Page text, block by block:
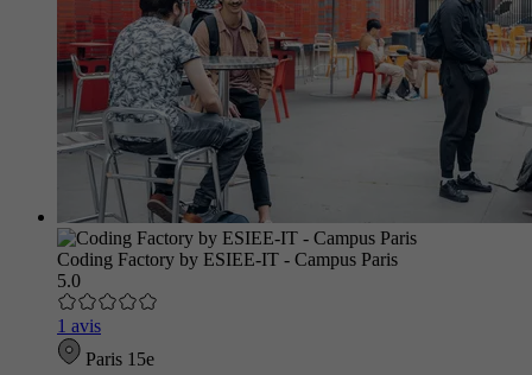
Coding Factory by ESIEE-IT - Campus Paris
5.0
1 avis
Paris 15e